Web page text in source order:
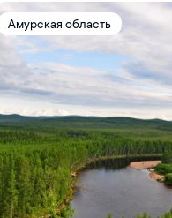
Амурская область